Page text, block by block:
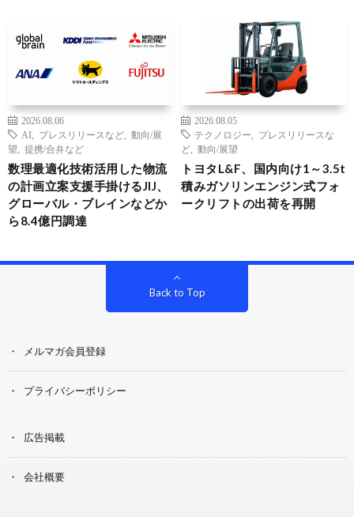
2026.08.06
AI
プレスリリースなど
動向/展
望
提携/合弁など
数理最適化技術活用した物流
の計画立案支援手掛けるJIJ、
グローバル・ブレインなどか
ら8.4億円調達
2026.08.05
テクノロジー
プレスリリースな
ど
動向/展望
トヨタL&F、国内向け1～3.5t
積みガソリンエンジン式フォ
ークリフトの出荷を再開
Back to Top
メルマガ会員登録
プライバシーポリシー
広告掲載
会社概要